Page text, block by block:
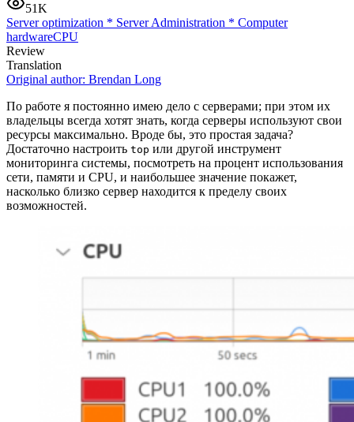
51K
Server optimization * Server Administration * Computer
hardwareCPU
Review
Translation
Original author: Brendan Long
По работе я постоянно имею дело с серверами; при этом их
владельцы всегда хотят знать, когда серверы используют свои
ресурсы максимально. Вроде бы, это простая задача?
Достаточно настроить top или другой инструмент
мониторинга системы, посмотреть на процент использования
сети, памяти и CPU, и наибольшее значение покажет,
насколько близко сервер находится к пределу своих
возможностей.